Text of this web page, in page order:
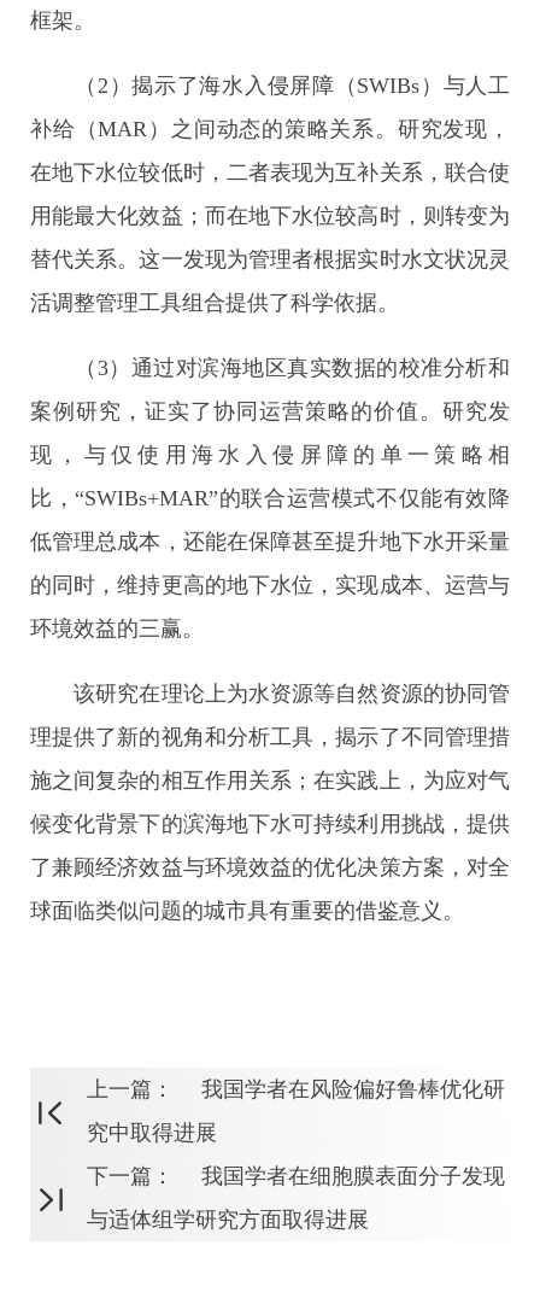
框架。
（2）揭示了海水入侵屏障（SWIBs）与人工
补给（MAR）之间动态的策略关系。研究发现，
在地下水位较低时，二者表现为互补关系，联合使
用能最大化效益；而在地下水位较高时，则转变为
替代关系。这一发现为管理者根据实时水文状况灵
活调整管理工具组合提供了科学依据。
（3）通过对滨海地区真实数据的校准分析和
案例研究，证实了协同运营策略的价值。研究发
现，与仅使用海水入侵屏障的单一策略相
比，“SWIBs+MAR”的联合运营模式不仅能有效降
低管理总成本，还能在保障甚至提升地下水开采量
的同时，维持更高的地下水位，实现成本、运营与
环境效益的三赢。
该研究在理论上为水资源等自然资源的协同管
理提供了新的视角和分析工具，揭示了不同管理措
施之间复杂的相互作用关系；在实践上，为应对气
候变化背景下的滨海地下水可持续利用挑战，提供
了兼顾经济效益与环境效益的优化决策方案，对全
球面临类似问题的城市具有重要的借鉴意义。
上一篇：
我国学者在风险偏好鲁棒优化研
究中取得进展
下一篇：
我国学者在细胞膜表面分子发现
与适体组学研究方面取得进展